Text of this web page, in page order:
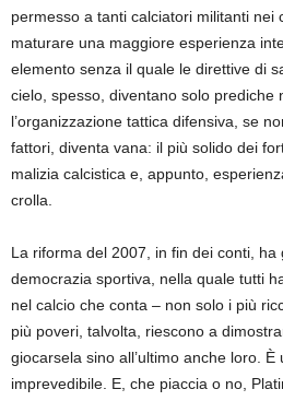
permesso a tanti calciatori militanti nei
maturare una maggiore esperienza
elemento senza il quale le direttive di
cielo, spesso, diventano solo prediche
l’organizzazione tattica difensiva, se
fattori, diventa vana: il più solido dei
malizia calcistica e, appunto,
crolla.
La riforma del 2007, in fin dei conti,
democrazia sportiva, nella quale tutti
nel calcio che conta – non solo i più
più poveri, talvolta, riescono a
giocarsela sino all’ultimo anche loro.
imprevedibile. E, che piaccia o no,